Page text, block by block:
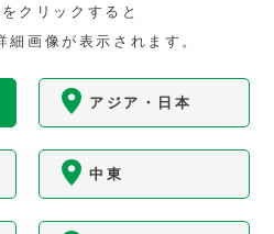
クリックすると
細画像が表示されます。
アジア・日本
中東